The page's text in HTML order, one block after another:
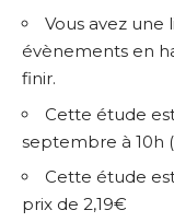
Vous avez une
évènements en
finir.
Cette étude
septembre à 10h
Cette étude
prix de 2,19€